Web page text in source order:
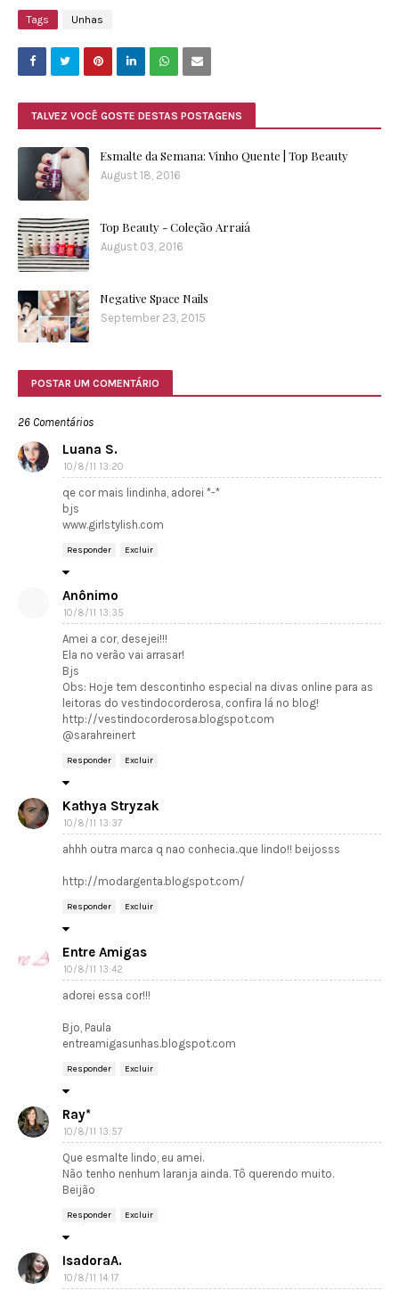
Tags Unhas
TALVEZ VOCÊ GOSTE DESTAS POSTAGENS
Esmalte da Semana: Vinho Quente | Top Beauty
August 18, 2016
Top Beauty - Coleção Arraiá
August 03, 2016
Negative Space Nails
September 23, 2015
POSTAR UM COMENTÁRIO
26 Comentários
Luana S.
10/8/11 13:20
qe cor mais lindinha, adorei *-*
bjs
www.girlstylish.com
Responder Excluir
Anônimo
10/8/11 13:35
Amei a cor, desejei!!!
Ela no verão vai arrasar!
Bjs
Obs: Hoje tem descontinho especial na divas online para as
leitoras do vestindocorderosa, confira lá no blog!
http://vestindocorderosa.blogspot.com
@sarahreinert
Responder Excluir
Kathya Stryzak
10/8/11 13:37
ahhh outra marca q nao conhecia..que lindo!! beijosss
http://modargenta.blogspot.com/
Responder Excluir
Entre Amigas
10/8/11 13:42
adorei essa cor!!!
Bjo, Paula
entreamigasunhas.blogspot.com
Responder Excluir
Ray*
10/8/11 13:57
Que esmalte lindo, eu amei.
Não tenho nenhum laranja ainda. Tô querendo muito.
Beijão
Responder Excluir
IsadoraA.
10/8/11 14:17